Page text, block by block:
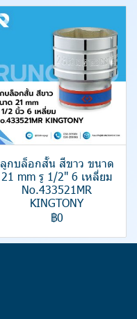
ลูกบล็อกสั้น สีขาว ขนาด
21 mm รู 1/2" 6 เหลี่ยม
No.433521MR
KINGTONY
฿0